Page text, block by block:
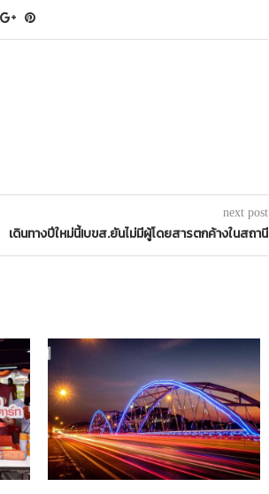
next post
เดินทางปีใหม่นี้!บขส.ยันไม่มีผู้โดยสารตกค้างในสถานี